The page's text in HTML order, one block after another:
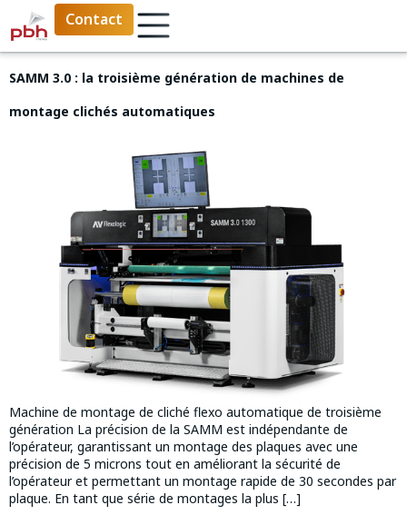
Contact
SAMM 3.0 : la troisième génération de machines de
montage clichés automatiques
Machine de montage de cliché flexo automatique de troisième
génération La précision de la SAMM est indépendante de
l’opérateur, garantissant un montage des plaques avec une
précision de 5 microns tout en améliorant la sécurité de
l’opérateur et permettant un montage rapide de 30 secondes par
plaque. En tant que série de montages la plus […]